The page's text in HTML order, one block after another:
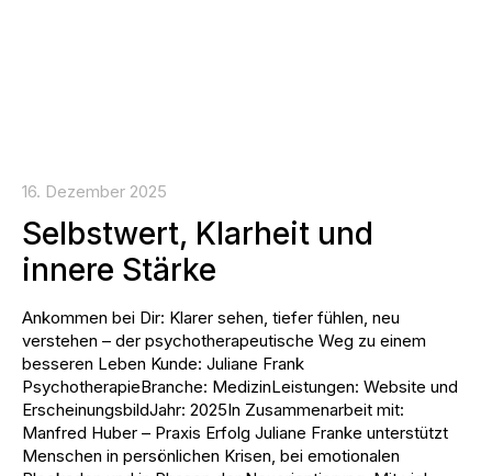
16. Dezember 2025
Selbstwert, Klarheit und
innere Stärke
Ankommen bei Dir: Klarer sehen, tiefer fühlen, neu
verstehen – der psychotherapeutische Weg zu einem
besseren Leben Kunde: Juliane Frank
PsychotherapieBranche: MedizinLeistungen: Website und
ErscheinungsbildJahr: 2025In Zusammenarbeit mit:
Manfred Huber – Praxis Erfolg Juliane Franke unterstützt
Menschen in persönlichen Krisen, bei emotionalen